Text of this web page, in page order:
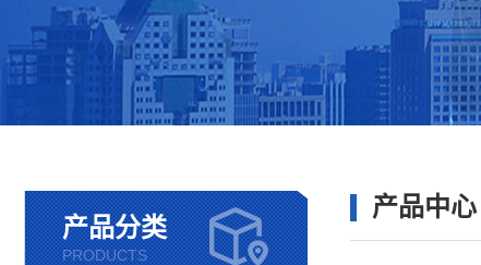
产品分类
PRODUCTS
产品中心